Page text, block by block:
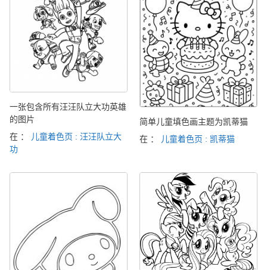
一张包含所有汪汪队立大功英雄
的图片
在 ：
儿童着色页 : 汪汪队立大
功
简单儿童填色画主题为凯蒂猫
在 ：
儿童着色页 : 凯蒂猫